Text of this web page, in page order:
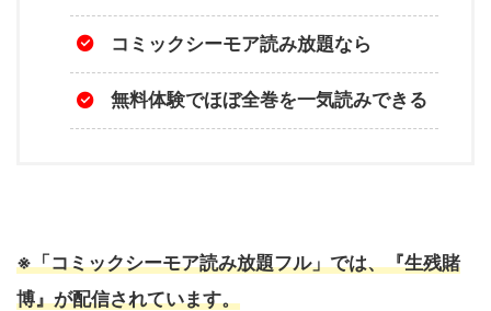
コミックシーモア読み放題なら
無料体験でほぼ全巻を一気読みできる
※「コミックシーモア読み放題フル」では、『生残賭
博』が配信されています。